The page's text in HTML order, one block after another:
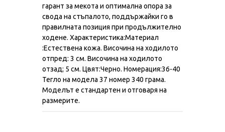
гарант за мекота и оптимална опора за
свода на стъпалото, поддържайки го в
правилната позиция при продължително
ходене. Характеристика:Материал
:Естествена кожа. Височина на ходилото
отпред: 3 см. Височина на ходилото
отзад; 5 см. Цвят:Черно. Номерация:36-40
Тегло на модела 37 номер 340 грама.
Моделът е стандартен и отговаря на
размерите.